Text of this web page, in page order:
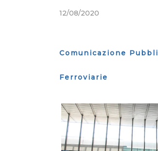
12/08/2020
Comunicazione
Ferroviarie